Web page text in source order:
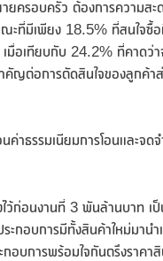
ครอบครัว ต้องการความสะ
ะที่มีเพียง 18.5% ที่สนใจซื้
อเทียบกับ 24.2% ที่คาดว่
ญต่อการตัดสินใจของลูกค้า
าธรรมเนียมการโอนและจด
ก่อนงานที่ 3 พันล้านบาท เป็
กอบการมีทั้งสินค้าใหม่มาน
บการพร้อมใจกันตรึงราคา